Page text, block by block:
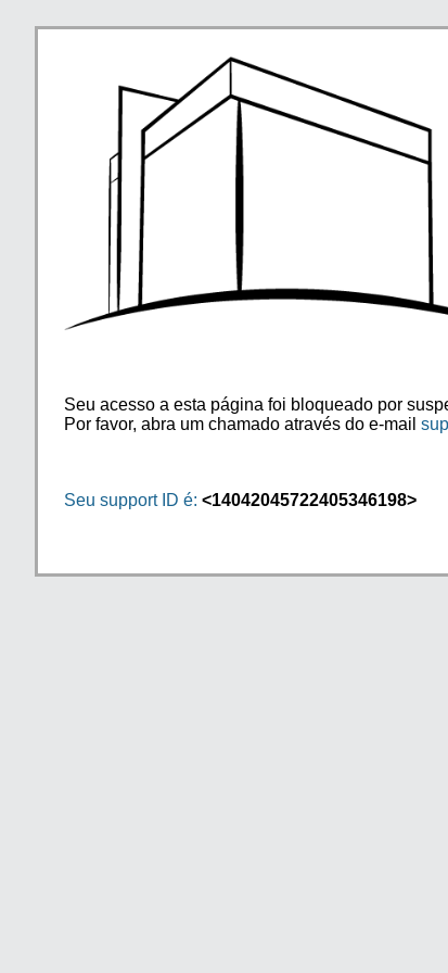
Seu acesso a esta página foi bloqueado por
Por favor, abra um chamado através do e-mail
Seu support ID é: <14042045722405346198>